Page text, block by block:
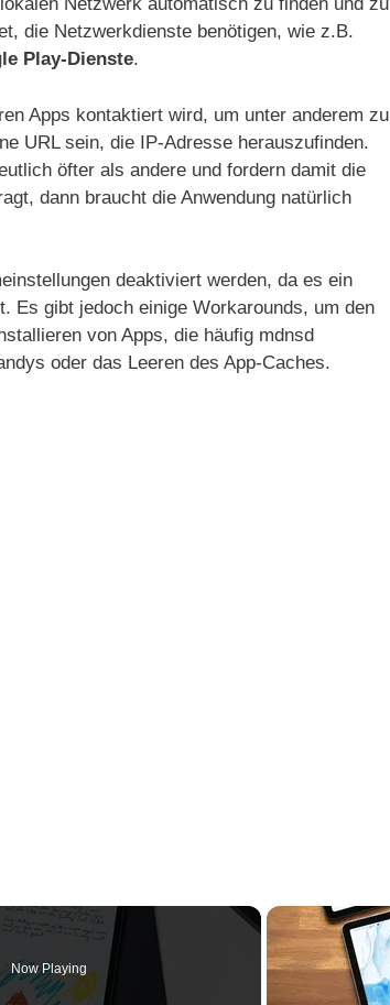
Netzwerk automatisch zu finden und zu
die Netzwerkdienste benötigen, wie z.B.
Play-Dienste.
Apps kontaktiert wird, um unter anderem zu
URL sein, die IP-Adresse herauszufinden.
öfter als andere und fordern damit die
dann braucht die Anwendung natürlich
deaktiviert werden, da es ein
Es gibt jedoch einige Workarounds, um den
von Apps, die häufig mdnsd
oder das Leeren des App-Caches.
Now Playing